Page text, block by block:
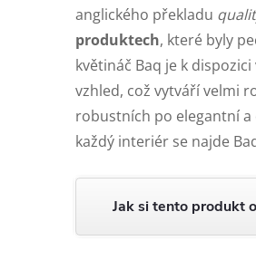
anglického překladu
produktech, které byly
květináč Baq je k
vzhled, což vytváří velmi
robustních po elegantní
každý interiér se najde
Jak si tento produkt